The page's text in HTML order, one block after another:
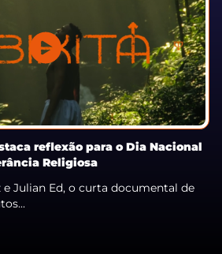
reflexão para o Dia Nacional
Religiosa
Julian Ed, o curta documental de